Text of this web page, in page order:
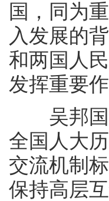
国，同为
入发展的
和两国人
发挥重要作
吴邦国
全国人大
交流机制
保持高层